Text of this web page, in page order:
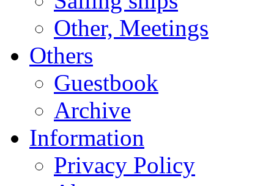
Other, Meetings
Others
Guestbook
Archive
Information
Privacy Policy